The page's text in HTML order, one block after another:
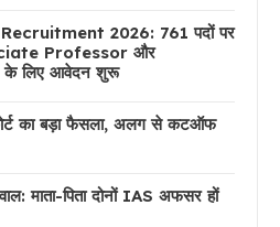
2026: 761 पदों पर
Professor और
लिए आवेदन शुरू
का बड़ा फैसला, अलग से कटऑफ
माता-पिता दोनों IAS अफसर हों